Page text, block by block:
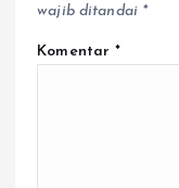
wajib ditandai *
Komentar*